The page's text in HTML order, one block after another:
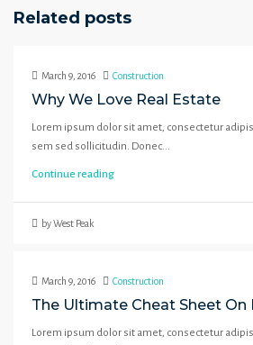
Related posts
March 9, 2016 Construction
Why We Love Real Estate
Lorem ipsum dolor sit amet, consectetur
sem sed sollicitudin. Donec...
Continue reading
by West Peak
March 9, 2016 Construction
The Ultimate Cheat Sheet On
Lorem ipsum dolor sit amet, consectetur